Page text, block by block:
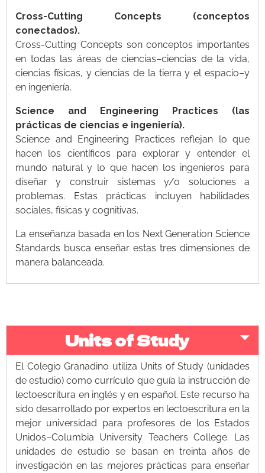
Cross-Cutting Concepts (conceptos
conectados).
Cross-Cutting Concepts son conceptos importantes
en todas las áreas de ciencias–ciencias de la vida,
ciencias físicas, y ciencias de la tierra y el espacio–y
en ingeniería.
Science and Engineering Practices (las
prácticas de ciencias e ingeniería).
Science and Engineering Practices reflejan lo que
hacen los científicos para explorar y entender el
mundo natural y lo que hacen los ingenieros para
diseñar y construir sistemas y/o soluciones a
problemas. Estas prácticas incluyen habilidades
sociales, físicas y cognitivas.
La enseñanza basada en los Next Generation Science
Standards busca enseñar estas tres dimensiones de
manera balanceada.
Units of Study
El Colegio Granadino utiliza Units of Study (unidades
de estudio) como currículo que guía la instrucción de
lectoescritura en inglés y en español. Este recurso ha
sido desarrollado por expertos en lectoescritura en la
mejor universidad para profesores de los Estados
Unidos–Columbia University Teachers College. Las
unidades de estudio se basan en treinta años de
investigación en las mejores prácticas para enseñar